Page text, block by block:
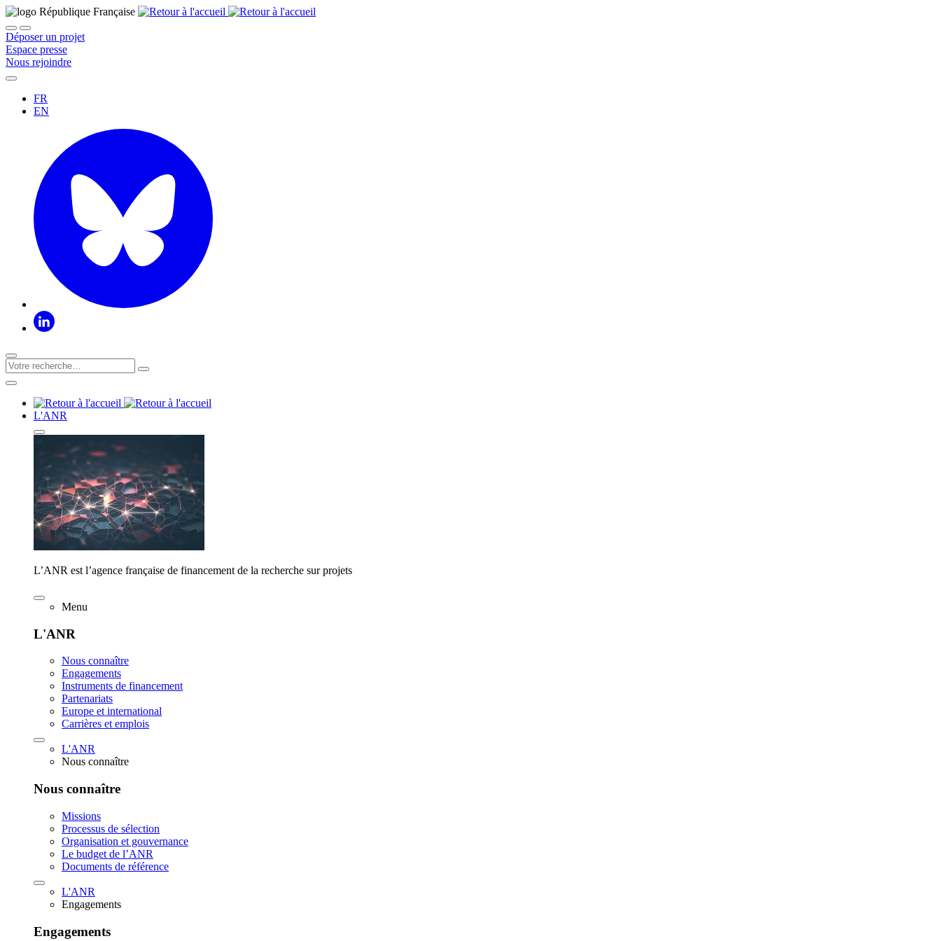
Déposer un projet
Espace presse
Nous rejoindre
FR
EN
L'ANR
L’ANR est l’agence française de financement de la recherche sur projets
Menu
L'ANR
Nous connaître
Engagements
Instruments de financement
Partenariats
Europe et international
Carrières et emplois
L'ANR
Nous connaître
Nous connaître
Missions
Processus de sélection
Organisation et gouvernance
Le budget de l’ANR
Documents de référence
L'ANR
Engagements
Engagements